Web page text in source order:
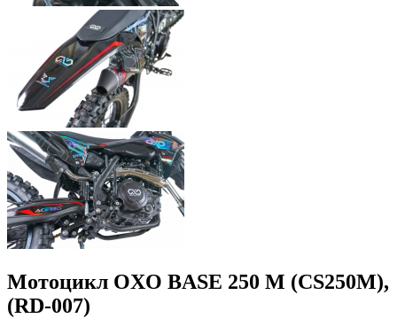
Мотоцикл OXO BASE 250 M (CS250M),
(RD-007)